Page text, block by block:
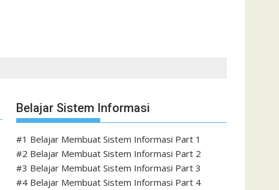
Belajar Sistem Informasi
#1 Belajar Membuat Sistem Informasi Part 1
#2 Belajar Membuat Sistem Informasi Part 2
#3 Belajar Membuat Sistem Informasi Part 3
#4 Belajar Membuat Sistem Informasi Part 4